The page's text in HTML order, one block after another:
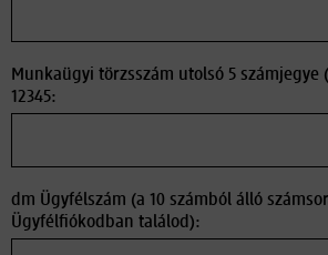
Munkaügyi törzsszám utolsó 5 számjegye
12345:
dm Ügyfélszám (a 10 számból álló
Ügyfélfiókodban találod):